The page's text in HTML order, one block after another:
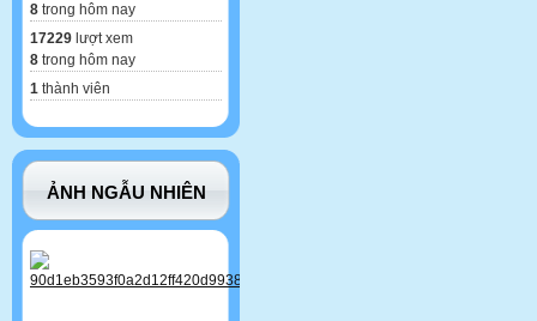
8 trong hôm nay
17229 lượt xem
8 trong hôm nay
1 thành viên
ẢNH NGẪU NHIÊN